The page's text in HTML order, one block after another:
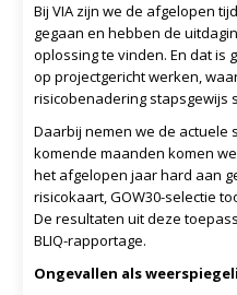
Bij VIA zijn we de afgelopen
gegaan en hebben de
oplossing te vinden. En dat is
op projectgericht werken,
risicobenadering stapsgewijs
Daarbij nemen we de actuele
komende maanden komen
het afgelopen jaar hard aan
risicokaart, GOW30-selectie
De resultaten uit deze
BLIQ-rapportage.
Ongevallen als